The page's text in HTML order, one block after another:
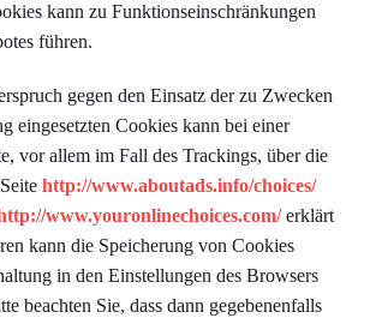
kann zu Funktionseinschränkungen
führen.
gegen den Einsatz der zu Zwecken
eingesetzten Cookies kann bei einer
vor allem im Fall des Trackings, über die
http://www.aboutads.info/choices/
www.youronlinechoices.com/erklärt
kann die Speicherung von Cookies
in den Einstellungen des Browsers
beachten Sie, dass dann gegebenenfalls